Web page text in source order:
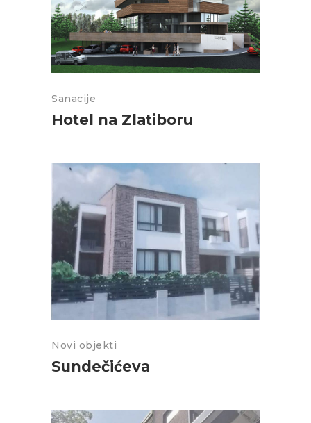
Sanacije
Hotel na Zlatiboru
Novi objekti
Sundečićeva